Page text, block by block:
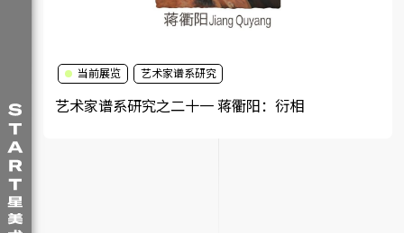
当前展览 艺术家谱系研究
艺术家谱系研究之二十一 蒋衢阳：衍相